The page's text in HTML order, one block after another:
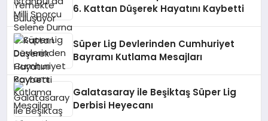
6. Kattan Düşerek Hayatını Kaybetti
Süper Lig Devlerinden Cumhuriyet
Bayramı Kutlama Mesajları
Galatasaray ile Beşiktaş Süper Lig
Derbisi Heyecanı